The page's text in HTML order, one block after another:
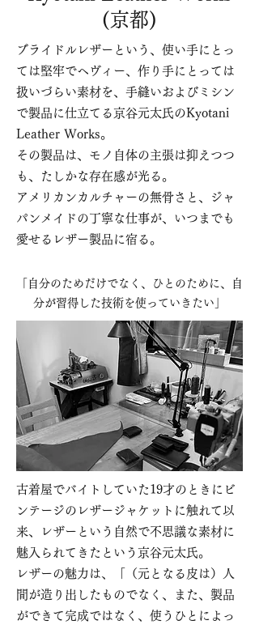
(京都)
ブライドルレザーという、使い手にとっ
ては堅牢でヘヴィー、作り手にとっては
扱いづらい素材を、手縫いおよびミシン
で​製品に仕立てる京谷元太氏のKyotani
Leather Works。
その製品は、モノ自体の主張は抑えつつ
も、たしかな存在感が光る。
アメリカンカルチャーの無骨さと、ジャ
パンメイドの丁寧な仕事が、いつまでも
愛せるレザー製品に宿る。
「自分のためだけでなく、ひとのために、自
分が習得した技術を使っていきたい」
古着屋でバイトしていた19才のときにビ
ンテージのレザージャケットに触れて以
来、レザーという自然で不思議な素材に
魅入られてきたという京谷元太氏。
レザーの魅力は、「（元となる皮は）人
間が造り出したものでなく、また、製品
ができて完成ではなく、使うひとによっ